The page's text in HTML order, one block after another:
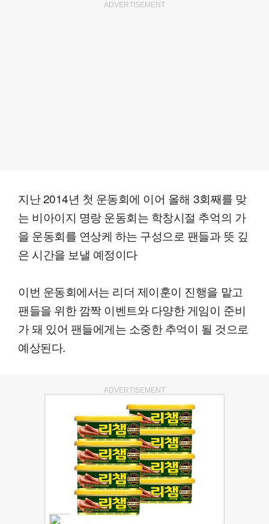
ADVERTISEMENT
지난 2014년 첫 운동회에 이어 올해 3회째를 맞
는 비아이지 명랑 운동회는 학창시절 추억의 가
을 운동회를 연상케 하는 구성으로 팬들과 뜻 깊
은 시간을 보낼 예정이다
이번 운동회에서는 리더 제이훈이 진행을 맡고
팬들을 위한 깜짝 이벤트와 다양한 게임이 준비
가 돼 있어 팬들에게는 소중한 추억이 될 것으로
예상된다.
ADVERTISEMENT